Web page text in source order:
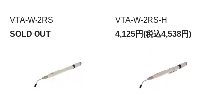
VTA-W-2RS
SOLD OUT
VTA-W-2RS-H
4,125円(税込4,538円)